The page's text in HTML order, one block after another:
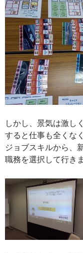
しかし、景気は激し
すると仕事も全くな
ジョブスキルから、
職務を選択して行きま